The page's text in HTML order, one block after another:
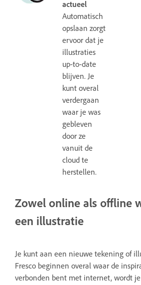
actueel
Automatisch
opslaan zorgt
ervoor dat je
illustraties
up-to-date
blijven. Je
kunt overal
verdergaan
waar je was
gebleven
door ze
vanuit de
cloud te
herstellen.
Zowel online als offline
een illustratie
Je kunt aan een nieuwe tekening of
Fresco beginnen overal waar de
verbonden bent met internet, wordt